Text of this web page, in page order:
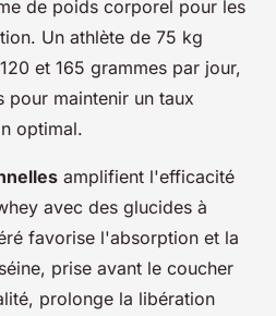
de poids corporel pour les
Un athlète de 75 kg
et 165 grammes par jour,
pour maintenir un taux
optimal.
amplifient l'efficacité
avec des glucides à
favorise l'absorption et la
prise avant le coucher
prolonge la libération